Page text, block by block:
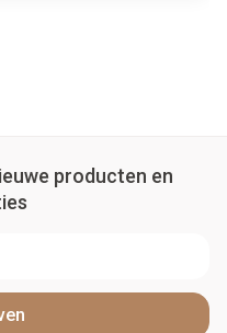
producten en